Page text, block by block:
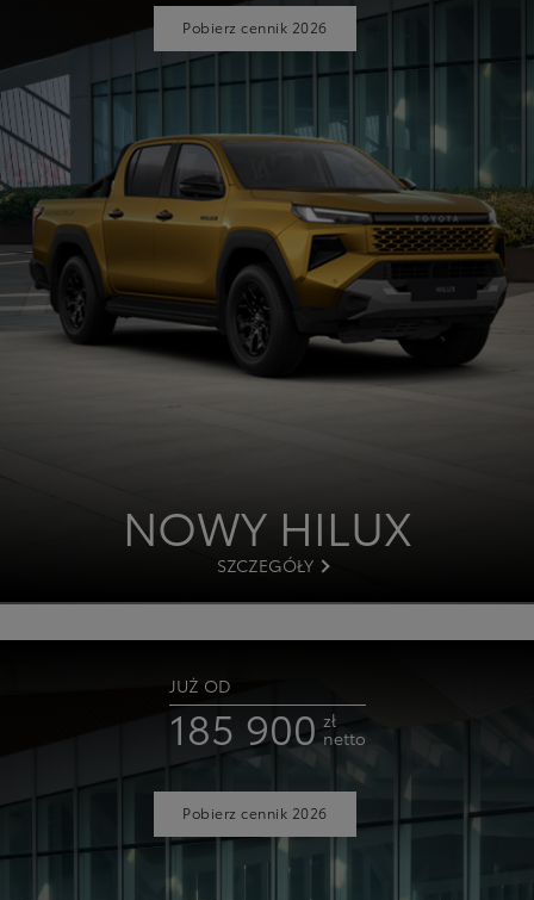
Pobierz cennik 2026
NOWY HILUX
SZCZEGÓŁY
JUŻ OD
185 900 zł
netto
Pobierz cennik 2026